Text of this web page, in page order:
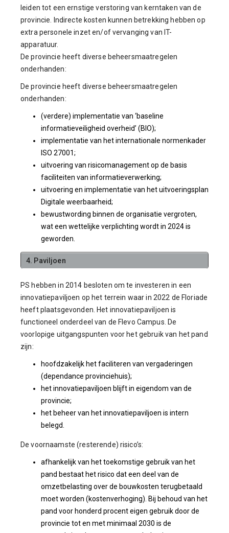
leiden tot een ernstige verstoring van kerntaken van de
provincie. Indirecte kosten kunnen betrekking hebben op
extra personele inzet en/of vervanging van IT-
apparatuur.
De provincie heeft diverse beheersmaatregelen
onderhanden:
De provincie heeft diverse beheersmaatregelen
onderhanden:
(verdere) implementatie van ‘baseline
informatieveiligheid overheid’ (BIO);
implementatie van het internationale normenkader
ISO 27001;
uitvoering van risicomanagement op de basis
faciliteiten van informatieverwerking;
uitvoering en implementatie van het uitvoeringsplan
Digitale weerbaarheid;
bewustwording binnen de organisatie vergroten,
wat een wettelijke verplichting wordt in 2024 is
geworden.
4. Paviljoen
PS hebben in 2014 besloten om te investeren in een
innovatiepaviljoen op het terrein waar in 2022 de Floriade
heeft plaatsgevonden. Het innovatiepaviljoen is
functioneel onderdeel van de Flevo Campus. De
voorlopige uitgangspunten voor het gebruik van het pand
zijn:
hoofdzakelijk het faciliteren van vergaderingen
(dependance provinciehuis);
het innovatiepaviljoen blijft in eigendom van de
provincie;
het beheer van het innovatiepaviljoen is intern
belegd.
De voornaamste (resterende) risico’s:
afhankelijk van het toekomstige gebruik van het
pand bestaat het risico dat een deel van de
omzetbelasting over de bouwkosten terugbetaald
moet worden (kostenverhoging). Bij behoud van het
pand voor honderd procent eigen gebruik door de
provincie tot en met minimaal 2030 is de